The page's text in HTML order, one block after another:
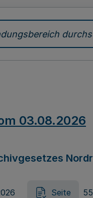
03.08.2026
Seite